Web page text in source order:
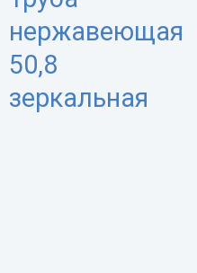
нержавеющая
50,8
зеркальная